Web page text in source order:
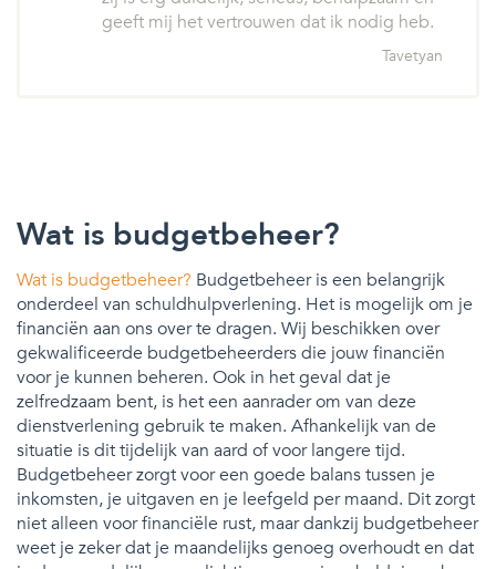
geeft mij het vertrouwen dat ik nodig heb.
Tavetyan
Wat is budgetbeheer?
Wat is budgetbeheer? Budgetbeheer is een belangrijk
onderdeel van schuldhulpverlening. Het is mogelijk om je
financiën aan ons over te dragen. Wij beschikken over
gekwalificeerde budgetbeheerders die jouw financiën
voor je kunnen beheren. Ook in het geval dat je
zelfredzaam bent, is het een aanrader om van deze
dienstverlening gebruik te maken. Afhankelijk van de
situatie is dit tijdelijk van aard of voor langere tijd.
Budgetbeheer zorgt voor een goede balans tussen je
inkomsten, je uitgaven en je leefgeld per maand. Dit zorgt
niet alleen voor financiële rust, maar dankzij budgetbeheer
weet je zeker dat je maandelijks genoeg overhoudt en dat